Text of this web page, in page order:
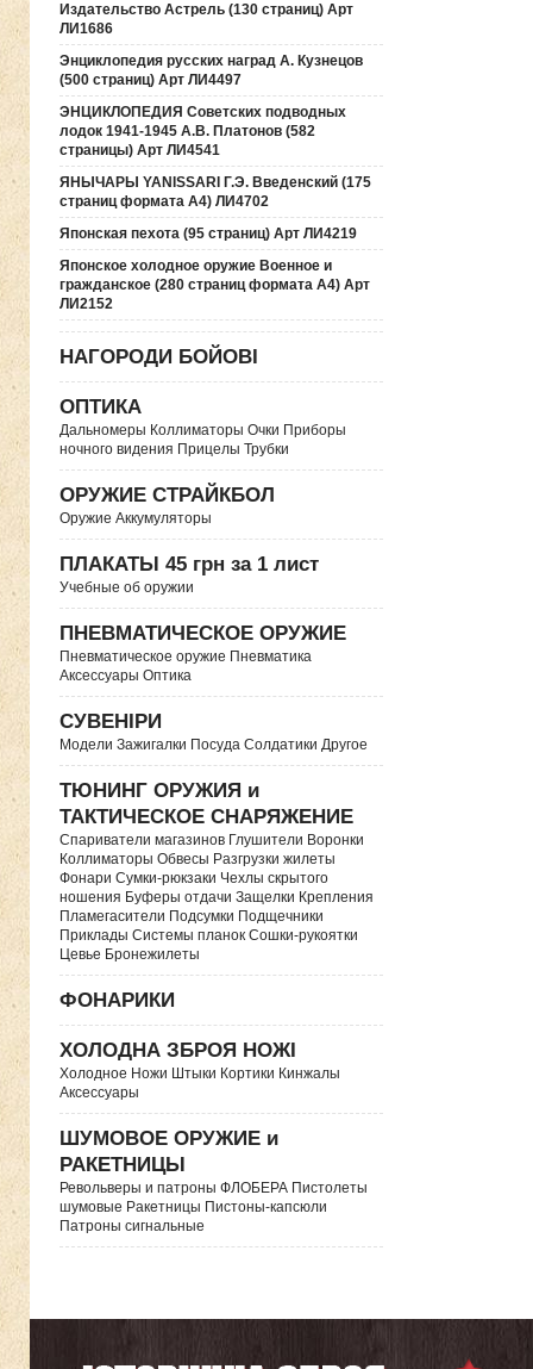
Издательство Астрель (130 страниц) Арт
ЛИ1686
Энциклопедия русских наград А. Кузнецов
(500 страниц) Арт ЛИ4497
ЭНЦИКЛОПЕДИЯ Советских подводных
лодок 1941-1945 А.В. Платонов (582
страницы) Арт ЛИ4541
ЯНЫЧАРЫ YANISSARI Г.Э. Введенский (175
страниц формата А4) ЛИ4702
Японская пехота (95 страниц) Арт ЛИ4219
Японское холодное оружие Военное и
гражданское (280 страниц формата А4) Арт
ЛИ2152
НАГОРОДИ БОЙОВІ
ОПТИКА
Дальномеры Коллиматоры Очки Приборы
ночного видения Прицелы Трубки
ОРУЖИЕ СТРАЙКБОЛ
Оружие Аккумуляторы
ПЛАКАТЫ 45 грн за 1 лист
Учебные об оружии
ПНЕВМАТИЧЕСКОЕ ОРУЖИЕ
Пневматическое оружие Пневматика
Аксессуары Оптика
СУВЕНІРИ
Модели Зажигалки Посуда Солдатики Другое
ТЮНИНГ ОРУЖИЯ и
ТАКТИЧЕСКОЕ СНАРЯЖЕНИЕ
Спариватели магазинов Глушители Воронки
Коллиматоры Обвесы Разгрузки жилеты
Фонари Сумки-рюкзаки Чехлы скрытого
ношения Буферы отдачи Защелки Крепления
Пламегасители Подсумки Подщечники
Приклады Системы планок Сошки-рукоятки
Цевье Бронежилеты
ФОНАРИКИ
ХОЛОДНА ЗБРОЯ НОЖІ
Холодное Ножи Штыки Кортики Кинжалы
Аксессуары
ШУМОВОЕ ОРУЖИЕ и
РАКЕТНИЦЫ
Револьверы и патроны ФЛОБЕРА Пистолеты
шумовые Ракетницы Пистоны-капсюли
Патроны сигнальные